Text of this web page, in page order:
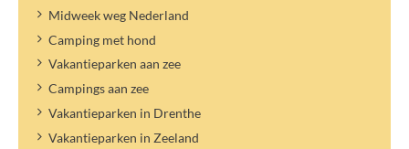
Midweek weg Nederland
Camping met hond
Vakantieparken aan zee
Campings aan zee
Vakantieparken in Drenthe
Vakantieparken in Zeeland